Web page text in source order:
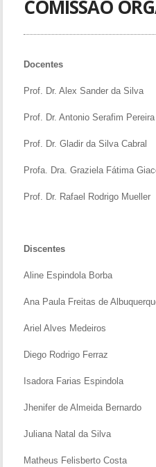
COMISSÃO
Docentes
Prof. Dr. Alex Sander da Silva
Prof. Dr. Antonio Serafim Pereira
Prof. Dr. Gladir da Silva Cabral
Profa. Dra. Graziela Fátima
Prof. Dr. Rafael Rodrigo Mueller
Discentes
Aline Espindola Borba
Ana Paula Freitas de
Ariel Alves Medeiros
Diego Rodrigo Ferraz
Isadora Farias Espindola
Jhenifer de Almeida Bernardo
Juliana Natal da Silva
Matheus Felisberto Costa